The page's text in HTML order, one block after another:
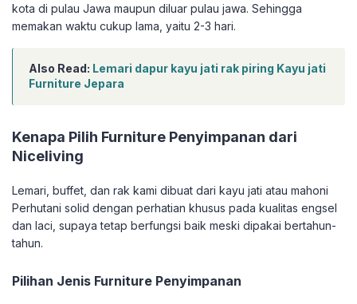
kota di pulau Jawa maupun diluar pulau jawa. Sehingga
memakan waktu cukup lama, yaitu 2-3 hari.
Also Read: Lemari dapur kayu jati rak piring Kayu jati
Furniture Jepara
Kenapa Pilih Furniture Penyimpanan dari
Niceliving
Lemari, buffet, dan rak kami dibuat dari kayu jati atau mahoni
Perhutani solid dengan perhatian khusus pada kualitas engsel
dan laci, supaya tetap berfungsi baik meski dipakai bertahun-
tahun.
Pilihan Jenis Furniture Penyimpanan